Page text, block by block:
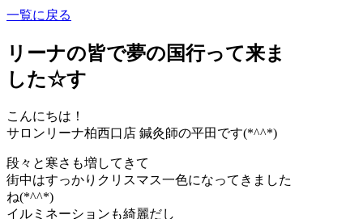
一覧に戻る
リーナの皆で夢の国行って来ま
した☆す
こんにちは！
サロンリーナ柏西口店 鍼灸師の平田です(*^^*)
段々と寒さも増してきて
街中はすっかりクリスマス一色になってきました
ね(*^^*)
イルミネーションも綺麗だし